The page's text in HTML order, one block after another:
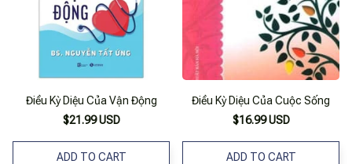
Điều Kỳ Diệu Của Vận Động
$21.99 USD
ADD TO CART
Điều Kỳ Diệu Của Cuộc Sống
$16.99 USD
ADD TO CART